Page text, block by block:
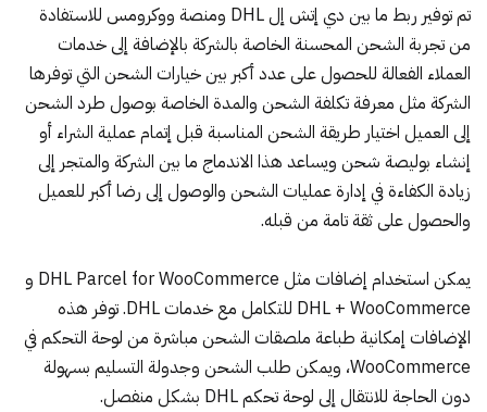
تم توفير ربط ما بين دي إتش إل DHL
ومنصة ووكرومس للاستفادة
من تجربة الشحن المحسنة الخاصة بالشركة بالإضافة إلى خدمات
العملاء الفعالة للحصول على عدد أكبر بين خيارات الشحن التي توفرها
الشركة مثل معرفة تكلفة الشحن والمدة الخاصة بوصول طرد الشحن
إلى العميل اختيار طريقة الشحن المناسبة قبل إتمام عملية الشراء أو
إنشاء بوليصة شحن ويساعد هذا الاندماج ما بين الشركة والمتجر إلى
زيادة الكفاءة في إدارة عمليات الشحن والوصول إلى رضا أكبر للعميل
والحصول على ثقة تامة من قبله.
يمكن استخدام إضافات مثل
و
DHL + WooCommerce
للتكامل مع خدمات DHL. توفر هذه
الإضافات إمكانية طباعة ملصقات الشحن مباشرة من لوحة التحكم في
WooCommerce، ويمكن طلب الشحن وجدولة التسليم بسهولة
دون الحاجة للانتقال إلى لوحة تحكم DHL بشكل منفصل.